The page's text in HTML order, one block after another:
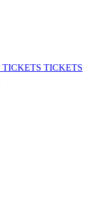
TICKETS TICKETS